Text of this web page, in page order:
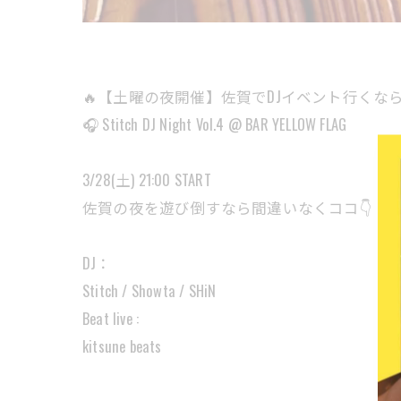
🔥【土曜の夜開催】佐賀でDJイベント行くな
🎧 Stitch DJ Night Vol.4 @ BAR YELLOW FLAG
3/28(土) 21:00 START
佐賀の夜を遊び倒すなら間違いなくココ👇
DJ：
Stitch / Showta / SHiN
Beat live :
kitsune beats